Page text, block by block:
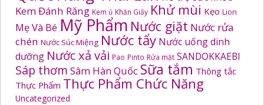
Kem Đánh Răng Kem ủ Khăn Giấy Khử mùi Kẹo Lion
Mẹ Và Bé Mỹ Phẩm Nước giặt Nước rửa
chén Nước Súc Miệng Nước tẩy Nước uống dinh
dưỡng Nước xả vải Pao Pinto Rửa mặt SANDOKKAEBI
Sáp thơm Sâm Hàn Quốc Sữa tắm Thông tắc
Thực Phẩm Thực Phẩm Chức Năng
Uncategorized